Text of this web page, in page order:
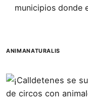
municipios donde
ANIMANATURALIS